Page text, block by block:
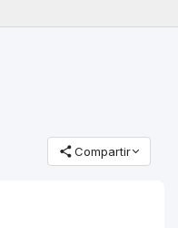
Compartir